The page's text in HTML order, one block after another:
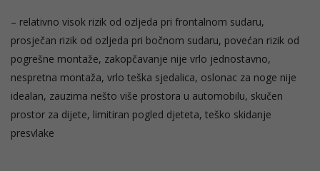
– relativno visok rizik od ozljeda pri frontalnom sudaru,
prosječan rizik od ozljeda pri bočnom sudaru, povećan rizik od
pogrešne montaže, zakopčavanje nije vrlo jednostavno,
nespretna montaža, vrlo teška sjedalica, oslonac za noge nije
idealan, zauzima nešto više prostora u automobilu, skučen
prostor za dijete, limitiran pogled djeteta, teško skidanje
presvlake